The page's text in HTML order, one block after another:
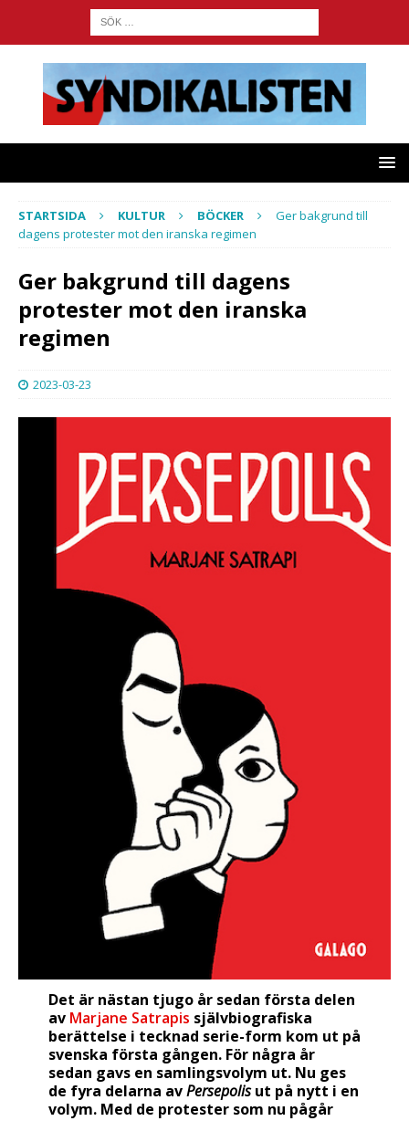
STARTSIDA KULTUR BÖCKER
Ger bakgrund till
dagens protester mot den iranska regimen
Ger bakgrund till dagens
protester mot den iranska
regimen
2023-03-23
Det är nästan tjugo år sedan första delen
av Marjane Satrapis självbiografiska
berättelse i tecknad serie-form kom ut på
svenska första gången. För några år
sedan gavs en samlingsvolym ut. Nu ges
de fyra delarna avPersepolisut på nytt i en
volym. Med de protester som nu pågår